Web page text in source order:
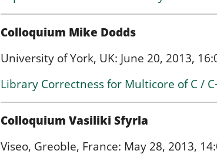
Colloquium Mike Dodds
University of York, UK: June 20, 2013,
Library Correctness for Multicore of C /
Colloquium Vasiliki Sfyrla
Viseo, Greoble, France: May 28, 2013,